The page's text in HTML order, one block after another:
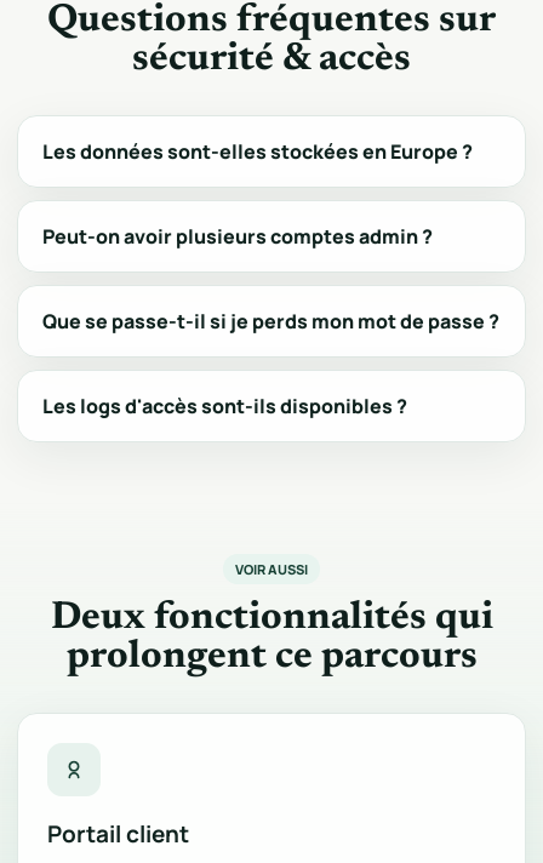
Questions fréquentes sur
sécurité & accès
Les données sont-elles stockées en Europe ?
Peut-on avoir plusieurs comptes admin ?
Que se passe-t-il si je perds mon mot de passe ?
Les logs d'accès sont-ils disponibles ?
VOIR AUSSI
Deux fonctionnalités qui
prolongent ce parcours
Portail client